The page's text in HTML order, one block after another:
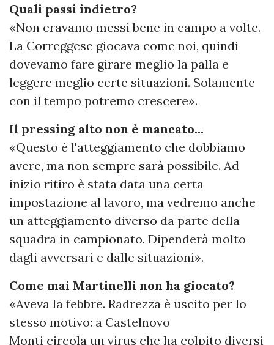
Quali passi indietro?
«Non eravamo messi bene in campo a volte.
La Correggese giocava come noi, quindi
dovevamo fare girare meglio la palla e
leggere meglio certe situazioni. Solamente
con il tempo potremo crescere».
Il pressing alto non è mancato...
«Questo è l'atteggiamento che dobbiamo
avere, ma non sempre sarà possibile. Ad
inizio ritiro è stata data una certa
impostazione al lavoro, ma vedremo anche
un atteggiamento diverso da parte della
squadra in campionato. Dipenderà molto
dagli avversari e dalle situazioni».
Come mai Martinelli non ha giocato?
«Aveva la febbre. Radrezza è uscito per lo
stesso motivo: a Castelnovo
Monti circola un virus che ha colpito diversi